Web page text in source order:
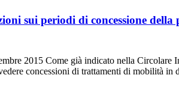
sui periodi di concessione della
2015 Come già indicato nella Circolare
concessioni di trattamenti di mobilità